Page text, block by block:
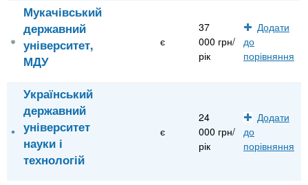
Мукачівський
державний
університет,
МДУ
є
37
000 грн/
рік
Додати
до
порівняння
Український
державний
університет
науки і
технологій
є
24
000 грн/
рік
Додати
до
порівняння